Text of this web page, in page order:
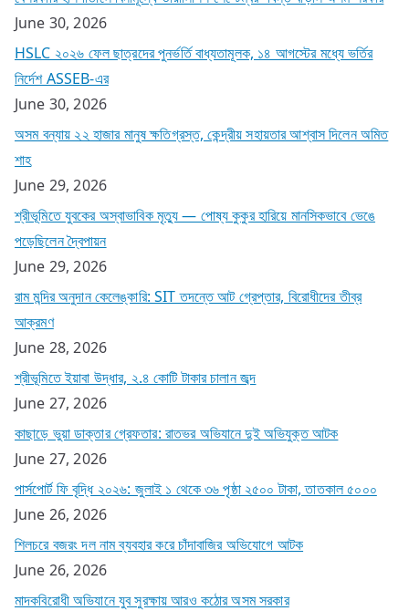
June 30, 2026
HSLC ২০২৬ ফেল ছাত্রদের পুনর্ভর্তি বাধ্যতামূলক, ১৪ আগস্টের মধ্যে ভর্তির
নির্দেশ ASSEB-এর
June 30, 2026
অসম বন্যায় ২২ হাজার মানুষ ক্ষতিগ্রস্ত, কেন্দ্রীয় সহায়তার আশ্বাস দিলেন অমিত
শাহ
June 29, 2026
শ্রীভূমিতে যুবকের অস্বাভাবিক মৃত্যু — পোষ্য কুকুর হারিয়ে মানসিকভাবে ভেঙে
পড়েছিলেন দ্বৈপায়ন
June 29, 2026
রাম মন্দির অনুদান কেলেঙ্কারি: SIT তদন্তে আট গ্রেপ্তার, বিরোধীদের তীব্র
আক্রমণ
June 28, 2026
শ্রীভূমিতে ইয়াবা উদ্ধার, ২.৪ কোটি টাকার চালান জব্দ
June 27, 2026
কাছাড়ে ভুয়া ডাক্তার গ্রেফতার: রাতভর অভিযানে দুই অভিযুক্ত আটক
June 27, 2026
পার্সপোর্ট ফি বৃদ্ধি ২০২৬: জুলাই ১ থেকে ৩৬ পৃষ্ঠা ২৫০০ টাকা, তাতকাল ৫০০০
June 26, 2026
শিলচরে বজরং দল নাম ব্যবহার করে চাঁদাবাজির অভিযোগে আটক
June 26, 2026
মাদকবিরোধী অভিযানে যুব সুরক্ষায় আরও কঠোর অসম সরকার